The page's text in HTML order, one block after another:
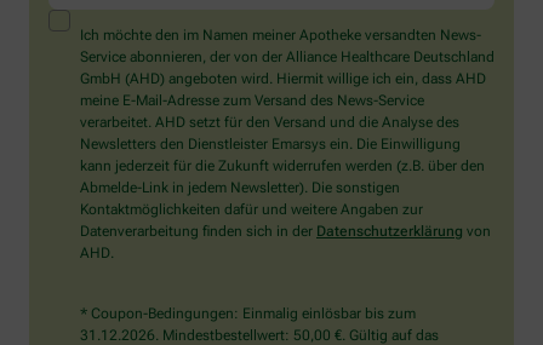
ein
Mensch?
Dann
wählen
Sie
bitte
die
Flagge.
Ich möchte den im Namen meiner Apotheke versandten News-
Service abonnieren, der von der Alliance Healthcare Deutschland
GmbH (AHD) angeboten wird. Hiermit willige ich ein, dass AHD
meine E-Mail-Adresse zum Versand des News-Service
verarbeitet. AHD setzt für den Versand und die Analyse des
Newsletters den Dienstleister Emarsys ein. Die Einwilligung
kann jederzeit für die Zukunft widerrufen werden (z.B. über den
Abmelde-Link in jedem Newsletter). Die sonstigen
Kontaktmöglichkeiten dafür und weitere Angaben zur
Datenverarbeitung finden sich in der Datenschutzerklärung von
AHD.
* Coupon-Bedingungen: Einmalig einlösbar bis zum
31.12.2026. Mindestbestellwert: 50,00 €. Gültig auf das